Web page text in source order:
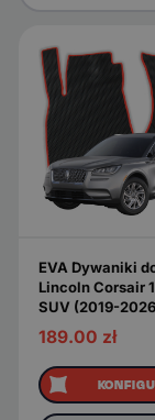
EVA Dywaniki
Lincoln Corsair
SUV (2019-
189.00 zł